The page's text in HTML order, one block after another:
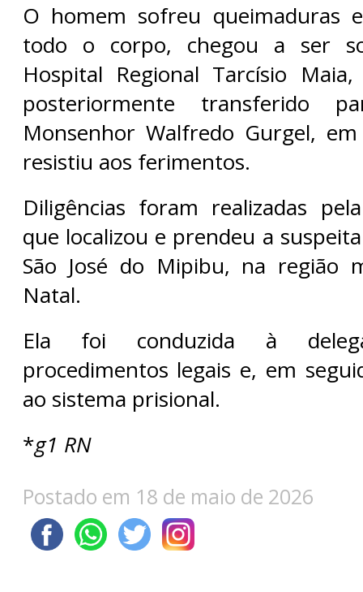
O homem sofreu queimaduras
todo o corpo, chegou a ser
Hospital Regional Tarcísio
posteriormente transferido
Monsenhor Walfredo Gurgel,
resistiu aos ferimentos.
Diligências foram realizadas
que localizou e prendeu a
São José do Mipibu, na região
Natal.
Ela foi conduzida à
procedimentos legais e, em
ao sistema prisional.
*g1 RN
Postado em 18 de maio de 2026